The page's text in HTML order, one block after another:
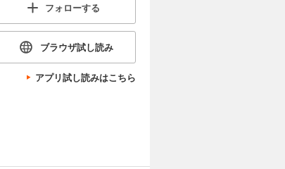
フォローする
ブラウザ試し読み
アプリ試し読みはこちら